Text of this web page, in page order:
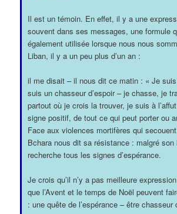
Il est un témoin. En effet, il y a une
souvent dans ses messages, une formule
également utilisée lorsque nous nous
Liban, il y a un peu plus d’un an :
il me disait – il nous dit ce matin : « Je
suis un chasseur d’espoir – je chasse, je
partout où je crois la trouver, je suis à
signe positif, de tout ce qui peut porter ou
Face aux violences mortifères qui
Bchara nous dit sa résistance : malgré son
recherche tous les signes d’espérance.
Je crois qu’il n’y a pas meilleure
que l’Avent et le temps de Noël peuvent
: une quête de l’espérance – être chasseur